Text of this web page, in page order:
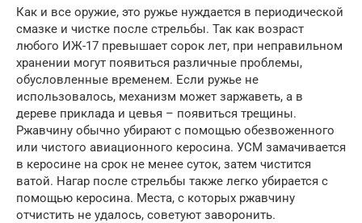
Как и все оружие, это ружье нуждается в периодической
смазке и чистке после стрельбы. Так как возраст
любого ИЖ-17 превышает сорок лет, при неправильном
хранении могут появиться различные проблемы,
обусловленные временем. Если ружье не
использовалось, механизм может заржаветь, а в
дереве приклада и цевья – появиться трещины.
Ржавчину обычно убирают с помощью обезвоженного
или чистого авиационного керосина. УСМ замачивается
в керосине на срок не менее суток, затем чистится
ватой. Нагар после стрельбы также легко убирается с
помощью керосина. Места, с которых ржавчину
отчистить не удалось, советуют заворонить.